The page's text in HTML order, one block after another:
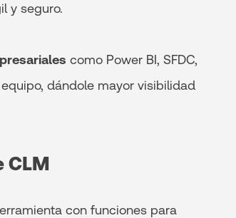
y seguro.
como Power BI, SFDC,
dándole mayor visibilidad
CLM
con funciones para